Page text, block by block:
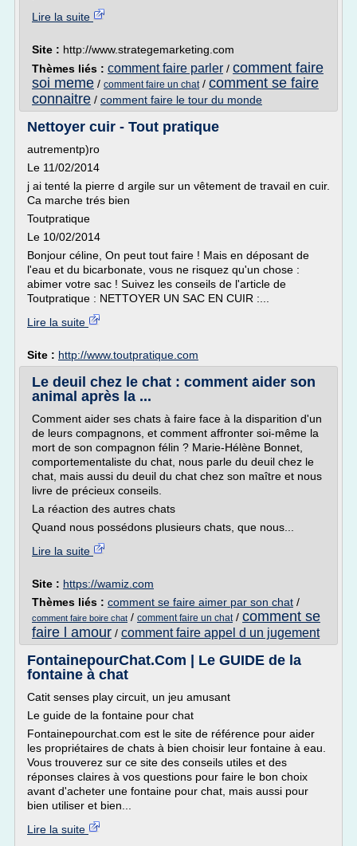
Lire la suite
Site : http://www.strategemarketing.com
Thèmes liés : comment faire parler / comment faire
soi meme / comment faire un chat/ comment se faire
connaitre / comment faire le tour du monde
Nettoyer cuir - Tout pratique
autrementp)ro
Le 11/02/2014
j ai tenté la pierre d argile sur un vêtement de travail en cuir.
Ca marche trés bien
Toutpratique
Le 10/02/2014
Bonjour céline, On peut tout faire ! Mais en déposant de
l'eau et du bicarbonate, vous ne risquez qu'un chose :
abimer votre sac ! Suivez les conseils de l'article de
Toutpratique : NETTOYER UN SAC EN CUIR :...
Lire la suite
Site : http://www.toutpratique.com
Le deuil chez le chat : comment aider son
animal après la ...
Comment aider ses chats à faire face à la disparition d'un
de leurs compagnons, et comment affronter soi-même la
mort de son compagnon félin ? Marie-Hélène Bonnet,
comportementaliste du chat, nous parle du deuil chez le
chat, mais aussi du deuil du chat chez son maître et nous
livre de précieux conseils.
La réaction des autres chats
Quand nous possédons plusieurs chats, que nous...
Lire la suite
Site : https://wamiz.com
Thèmes liés : comment se faire aimer par son chat /
comment faire boire chat / comment faire un chat/ comment se
faire l amour / comment faire appel d un jugement
FontainepourChat.Com | Le GUIDE de la
fontaine à chat
Catit senses play circuit, un jeu amusant
Le guide de la fontaine pour chat
Fontainepourchat.com est le site de référence pour aider
les propriétaires de chats à bien choisir leur fontaine à eau.
Vous trouverez sur ce site des conseils utiles et des
réponses claires à vos questions pour faire le bon choix
avant d'acheter une fontaine pour chat, mais aussi pour
bien utiliser et bien...
Lire la suite